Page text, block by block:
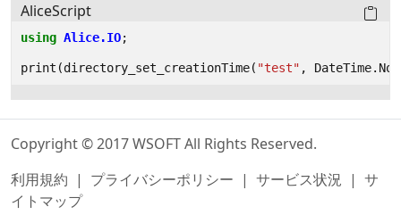
AliceScript
using Alice.IO;
print (directory_set_creationTime( "test" , DateTime. Now
Copyright © 2017 WSOFT All Rights Reserved.
利用規約 | プライバシーポリシー | サービス状況 | サ
イトマップ